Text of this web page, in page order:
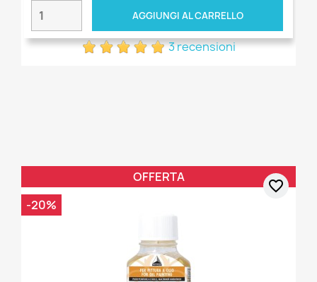
AGGIUNGI AL CARRELLO
3 recensioni
OFFERTA
-20%
favorite_border